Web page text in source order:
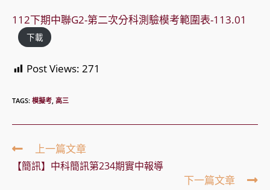
112下期中聯G2-第二次分科測驗模考範圍表-113.01
下載
Post Views: 271
TAGS: 模擬考, 高三
Read
more
articles
上一篇文章
【簡訊】中科簡訊第234期實中報導
下一篇文章